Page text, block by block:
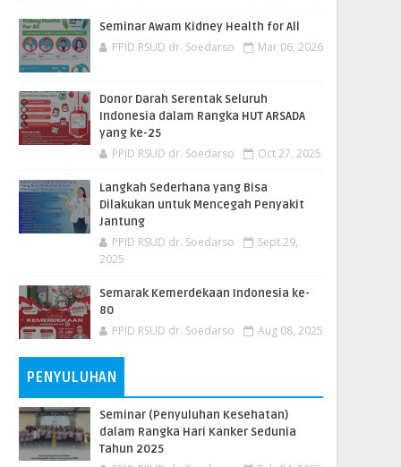
Seminar Awam Kidney Health for All
PPID RSUD dr. Soedarso Mar 06, 2026
Donor Darah Serentak Seluruh
Indonesia dalam Rangka HUT ARSADA
yang ke-25
PPID RSUD dr. Soedarso Oct 27, 2025
Langkah Sederhana yang Bisa
Dilakukan untuk Mencegah Penyakit
Jantung
PPID RSUD dr. Soedarso
Sept 29,
2025
Semarak Kemerdekaan Indonesia ke-
80
PPID RSUD dr. Soedarso Aug 08, 2025
PENYULUHAN
Seminar (Penyuluhan Kesehatan)
dalam Rangka Hari Kanker Sedunia
Tahun 2025